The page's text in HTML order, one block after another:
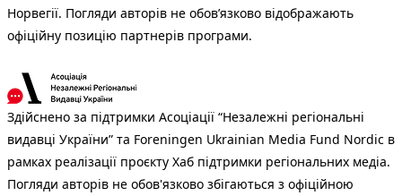
Норвегії. Погляди авторів не обов’язково відображають
офіційну позицію партнерів програми.
Здійснено за підтримки Асоціації “Незалежні регіональні
видавці України” та Foreningen Ukrainian Media Fund Nordic в
рамках реалізації проєкту Хаб підтримки регіональних медіа.
Погляди авторів не обов'язково збігаються з офіційною